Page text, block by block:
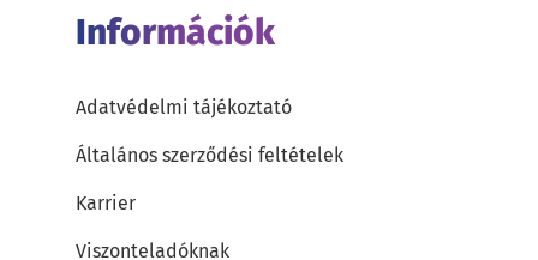
Információk
Adatvédelmi tájékoztató
Általános szerződési feltételek
Karrier
Viszonteladóknak